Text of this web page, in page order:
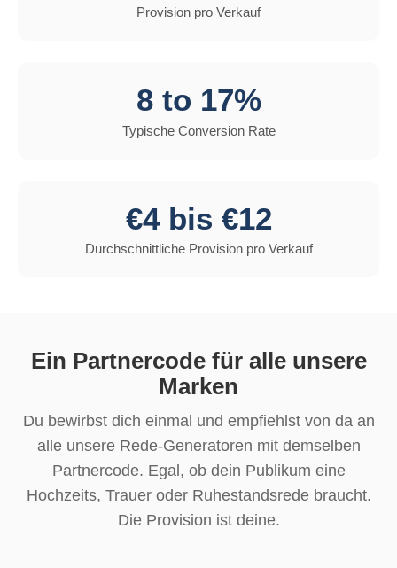
Provision pro Verkauf
8 to 17%
Typische Conversion Rate
€4 bis €12
Durchschnittliche Provision pro Verkauf
Ein Partnercode für alle unsere
Marken
Du bewirbst dich einmal und empfiehlst von da an
alle unsere Rede-Generatoren mit demselben
Partnercode. Egal, ob dein Publikum eine
Hochzeits, Trauer oder Ruhestandsrede braucht.
Die Provision ist deine.